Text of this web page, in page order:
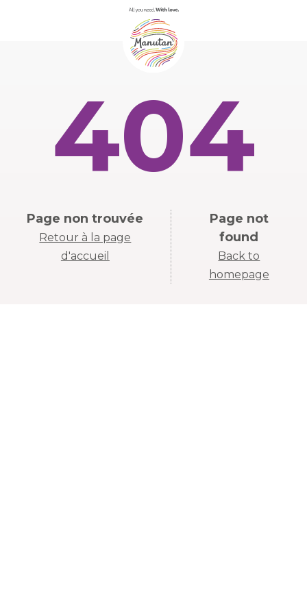
404
Page non trouvée
Retour à la page
d'accueil
Page not
found
Back to
homepage